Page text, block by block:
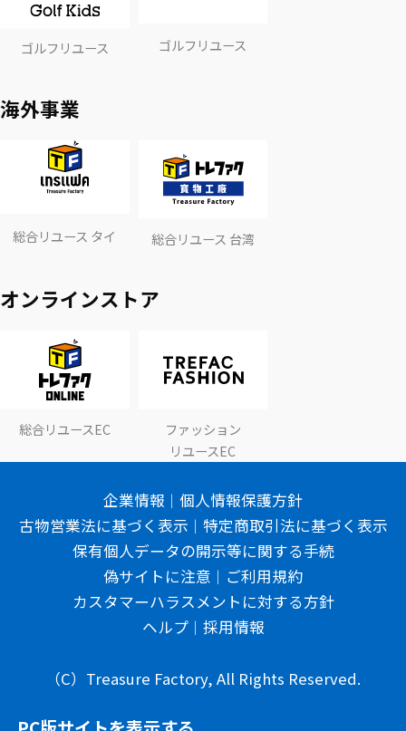
ゴルフリユース ゴルフリユース
海外事業
総合リユース タイ 総合リユース 台湾
オンラインストア
総合リユースEC
ファッション
リユースEC
企業情報
個人情報保護方針
古物営業法に基づく表示
特定商取引法に基づく表示
保有個人データの開示等に関する手続
偽サイトに注意
ご利用規約
カスタマーハラスメントに対する方針
ヘルプ
採用情報
（C）Treasure Factory, All Rights Reserved.